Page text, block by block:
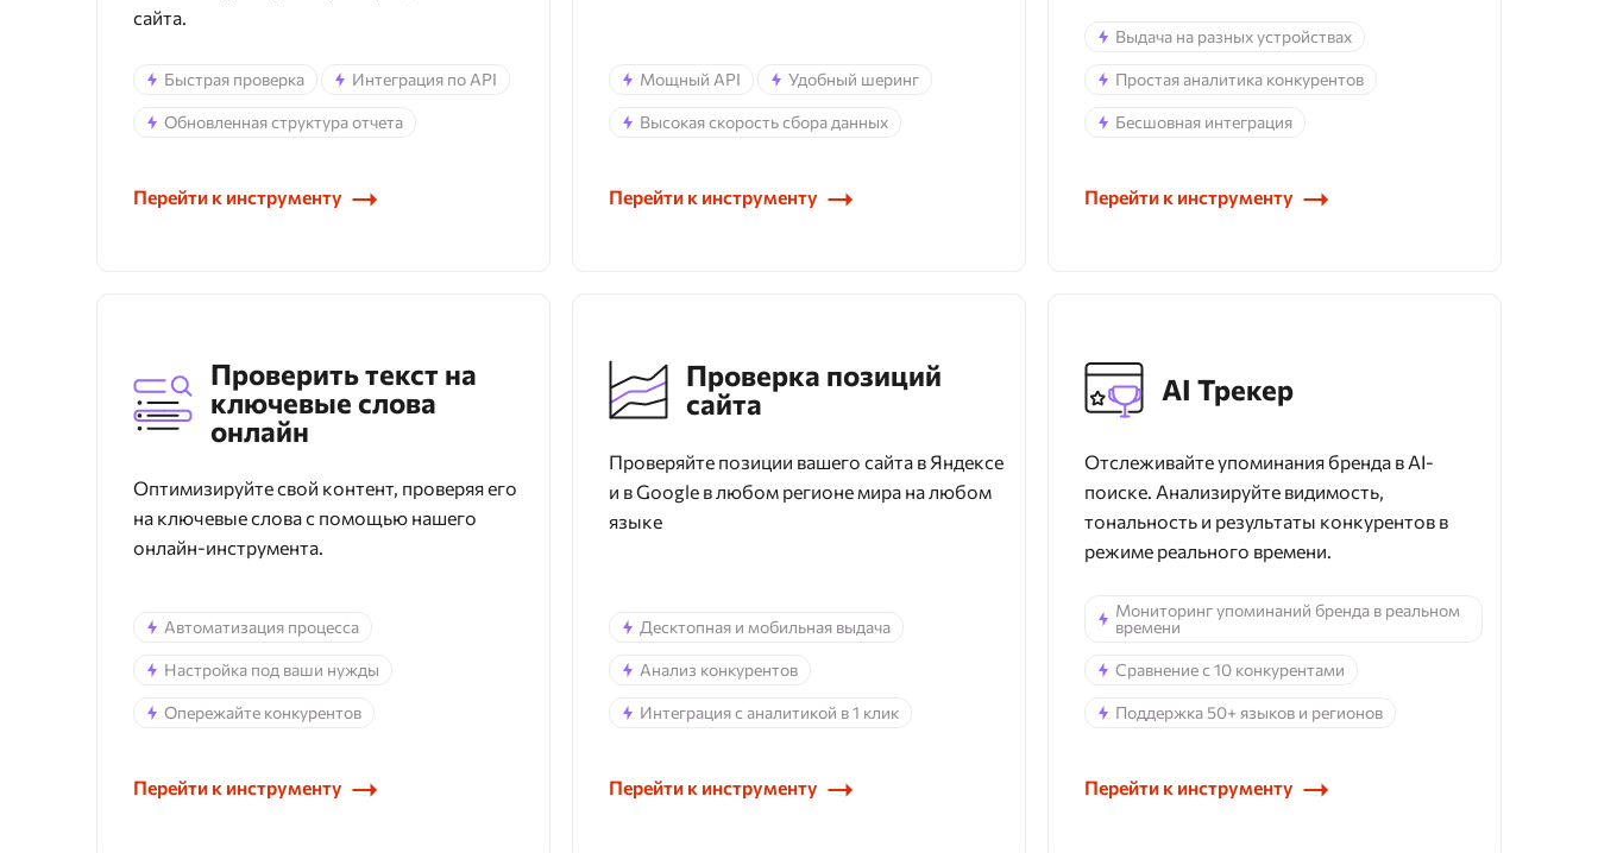
сайта.
Быстрая проверка Интеграция по API
Обновленная структура отчета
Перейти к инструменту
Мощный API Удобный шеринг
Высокая скорость сбора данных
Перейти к инструменту
Выдача на разных устройствах
Простая аналитика конкурентов
Бесшовная интеграция
Перейти к инструменту
Проверить текст на
ключевые слова
онлайн
Оптимизируйте свой контент, проверяя его
на ключевые слова с помощью нашего
онлайн-инструмента.
Автоматизация процесса
Настройка под ваши нужды
Опережайте конкурентов
Перейти к инструменту
Проверка позиций
сайта
Проверяйте позиции вашего сайта в Яндексе
и в Google в любом регионе мира на любом
языке
Десктопная и мобильная выдача
Анализ конкурентов
Интеграция с аналитикой в 1 клик
Перейти к инструменту
AI Трекер
Отслеживайте упоминания бренда в AI-
поиске. Анализируйте видимость,
тональность и результаты конкурентов в
режиме реального времени.
Мониторинг упоминаний бренда в реальном
времени
Сравнение с 10 конкурентами
Поддержка 50+ языков и регионов
Перейти к инструменту